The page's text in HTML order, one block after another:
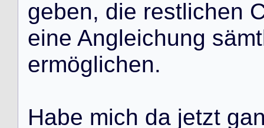
geben, die restlichen
eine Angleichung sämt
ermöglichen.
Habe mich da jetzt ga